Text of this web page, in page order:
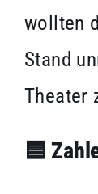
wollten
Stand
Theater
🟦